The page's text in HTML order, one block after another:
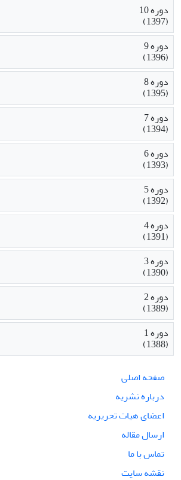
دوره 10
(1397)
دوره 9
(1396)
دوره 8
(1395)
دوره 7
(1394)
دوره 6
(1393)
دوره 5
(1392)
دوره 4
(1391)
دوره 3
(1390)
دوره 2
(1389)
دوره 1
(1388)
صفحه اصلی
درباره نشریه
اعضای هیات تحریریه
ارسال مقاله
تماس با ما
نقشه سایت